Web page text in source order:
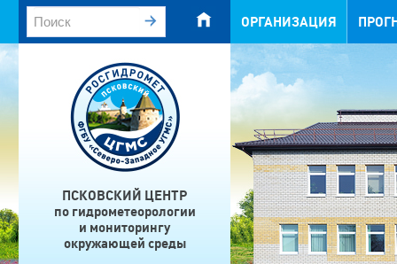
ОРГАНИЗАЦИЯ
ПСКОВСКИЙ ЦЕНТР
по гидрометеорологии
и мониторингу
окружающей среды